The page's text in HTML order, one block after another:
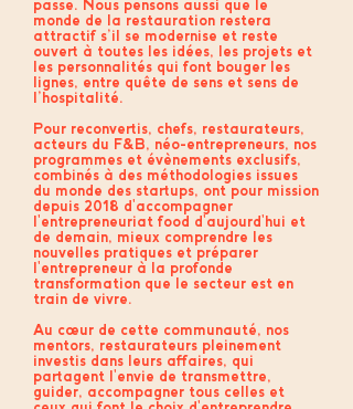
passe. Nous pensons aussi que le
monde de la restauration restera
attractif s’il se modernise et reste
ouvert à toutes les idées, les projets et
les personnalités qui font bouger les
lignes, entre quête de sens et sens de
l’hospitalité.
Pour reconvertis, chefs, restaurateurs,
acteurs du F&B, néo-entrepreneurs, nos
programmes et évènements exclusifs,
combinés à des méthodologies issues
du monde des startups, ont pour mission
depuis 2018 d'accompagner
l'entrepreneuriat food d'aujourd'hui et
de demain, mieux comprendre les
nouvelles pratiques et préparer
l'entrepreneur à la profonde
transformation que le secteur est en
train de vivre.
Au cœur de cette communauté, nos
mentors, restaurateurs pleinement
investis dans leurs affaires, qui
partagent l'envie de transmettre,
guider, accompagner tous celles et